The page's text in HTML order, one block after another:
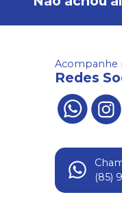
Acompanhe
Redes
(85)